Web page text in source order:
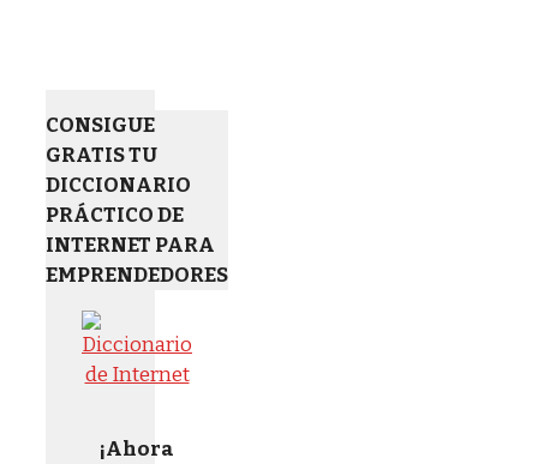
CONSIGUE
GRATIS TU
DICCIONARIO
PRÁCTICO DE
INTERNET PARA
EMPRENDEDORES
¡Ahora